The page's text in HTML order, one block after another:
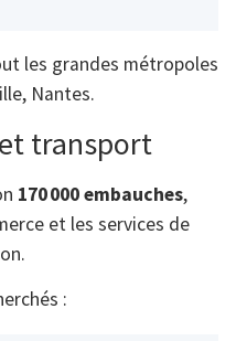
les grandes métropoles
Nantes.
transport
170 000 embauches,
et les services de
: